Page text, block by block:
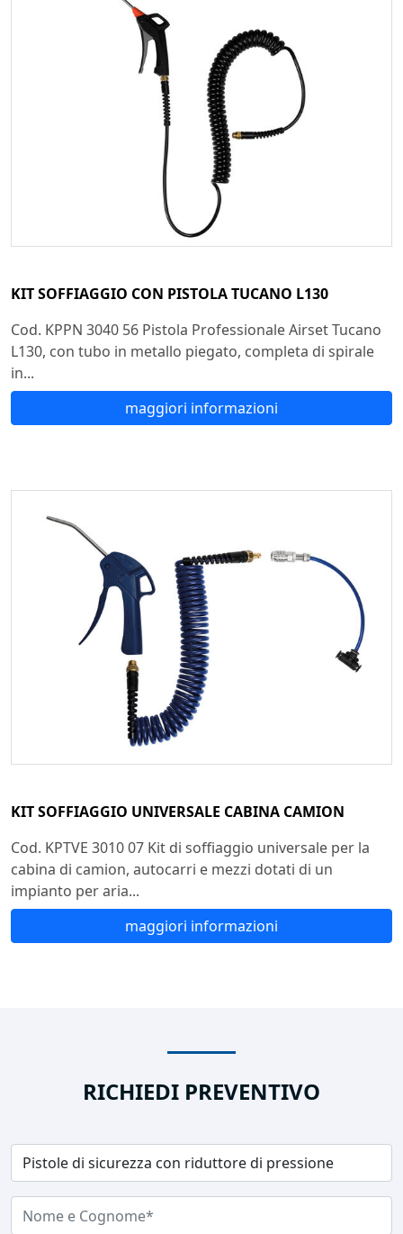
KIT SOFFIAGGIO CON PISTOLA TUCANO L130
Cod. KPPN 3040 56 Pistola Professionale Airset Tucano
L130, con tubo in metallo piegato, completa di spirale
in...
maggiori informazioni
KIT SOFFIAGGIO UNIVERSALE CABINA CAMION
Cod. KPTVE 3010 07 Kit di soffiaggio universale per la
cabina di camion, autocarri e mezzi dotati di un
impianto per aria...
maggiori informazioni
RICHIEDI PREVENTIVO